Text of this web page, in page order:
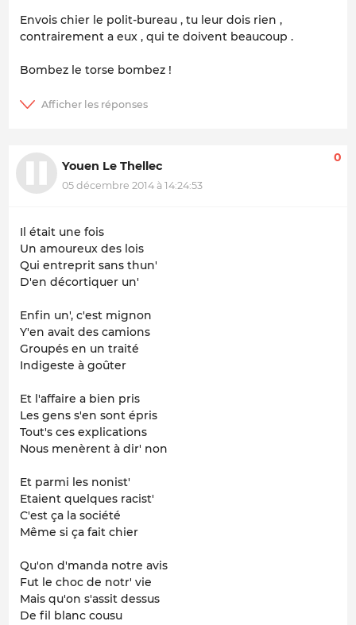
Envois chier le polit-bureau , tu leur dois rien ,
contrairement a eux , qui te doivent beaucoup .
Bombez le torse bombez !
Youen Le Thellec
05 décembre 2014 à 14:24:53
0
Il était une fois
Un amoureux des lois
Qui entreprit sans thun'
D'en décortiquer un'
Enfin un', c'est mignon
Y'en avait des camions
Groupés en un traité
Indigeste à goûter
Et l'affaire a bien pris
Les gens s'en sont épris
Tout's ces explications
Nous menèrent à dir' non
Et parmi les nonist'
Etaient quelques racist'
C'est ça la société
Même si ça fait chier
Qu'on d'manda notre avis
Fut le choc de notr' vie
Mais qu'on s'assit dessus
De fil blanc cousu